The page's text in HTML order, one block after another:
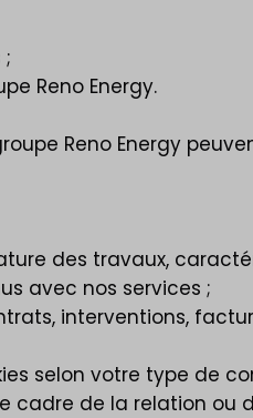
Reno Energy.
Reno Energy
des travaux,
avec nos services ;
interventions,
selon votre type de
de la relation ou